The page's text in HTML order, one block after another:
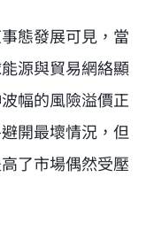
態發展可見，當
源與貿易網絡顯
幅的風險溢價正
開最壞情況，但
了市場偶然受壓